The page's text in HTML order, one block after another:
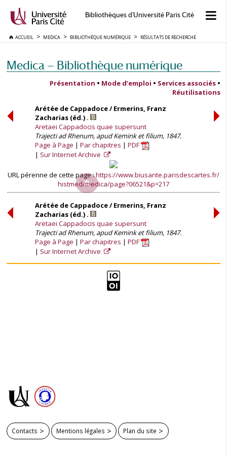
Bibliothèques d'Université Paris Cité
ACCUEIL MEDICA BIBLIOTHÈQUE NUMÉRIQUE RÉSULTATS DE RECHERCHE
Medica — Bibliothèque numérique
Présentation • Mode d’emploi • Services associés •
Réutilisations
Arétée de Cappadoce / Ermerins, Franz
Zacharias (éd.) .
Aretaei Cappadocis quae supersunt
Trajecti ad Rhenum, apud Kemink et filium, 1847.
Page à Page
Par chapitres
PDF
Sur Internet Archive
URL pérenne de cette page :https://www.biusante.parisdescartes.fr/
histmed/medica/page?06521&p=217
Arétée de Cappadoce / Ermerins, Franz
Zacharias (éd.) .
Aretaei Cappadocis quae supersunt
Trajecti ad Rhenum, apud Kemink et filium, 1847.
Page à Page
Par chapitres
PDF
Sur Internet Archive
Contacts Mentions légales Plan du site